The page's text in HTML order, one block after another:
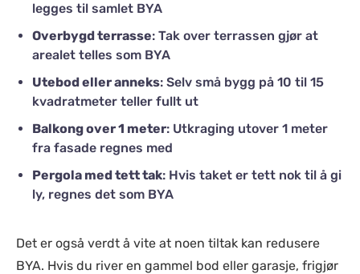
legges til samlet BYA
Overbygd terrasse: Tak over terrassen gjør at
arealet telles som BYA
Utebod eller anneks: Selv små bygg på 10 til 15
kvadratmeter teller fullt ut
Balkong over 1 meter: Utkraging utover 1 meter
fra fasade regnes med
Pergola med tett tak: Hvis taket er tett nok til å gi
ly, regnes det som BYA
Det er også verdt å vite at noen tiltak kan redusere
BYA. Hvis du river en gammel bod eller garasje, frigjør